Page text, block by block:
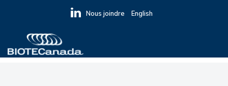
navigation
content
Nous joindre English
BIOTECanada